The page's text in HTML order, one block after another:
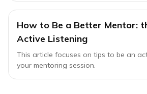
How to Be a Better Mentor:
Active Listening
This article focuses on tips to be an
your mentoring session.